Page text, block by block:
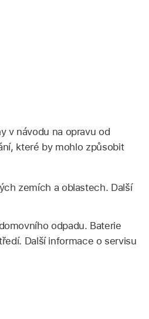
v návodu na opravu od
které by mohlo způsobit
zemích a oblastech. Další
odpadu. Baterie
Další informace o servisu